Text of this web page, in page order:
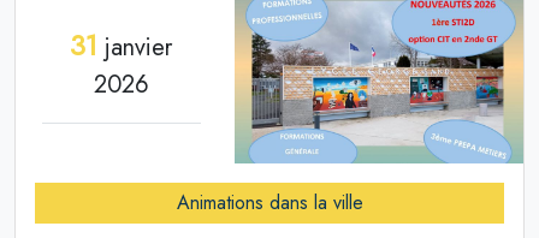
31 janvier
2026
Animations dans la ville